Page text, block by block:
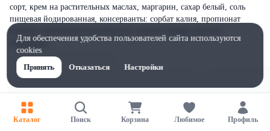
сорт, крем на растительных маслах, маргарин, сахар белый, соль
пищевая йодированная, консерванты: сорбат калия, пропионат
лимонная.
Каталог Поиск Корзина Любимое Профиль
Для обеспечения удобства пользователей сайта используются
cookies
Принять
Отказаться Настройки